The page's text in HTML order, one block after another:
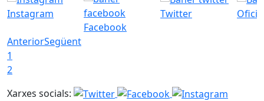
Instagram
Facebook
Twitter
AnteriorSegüent
1
2
Xarxes socials: